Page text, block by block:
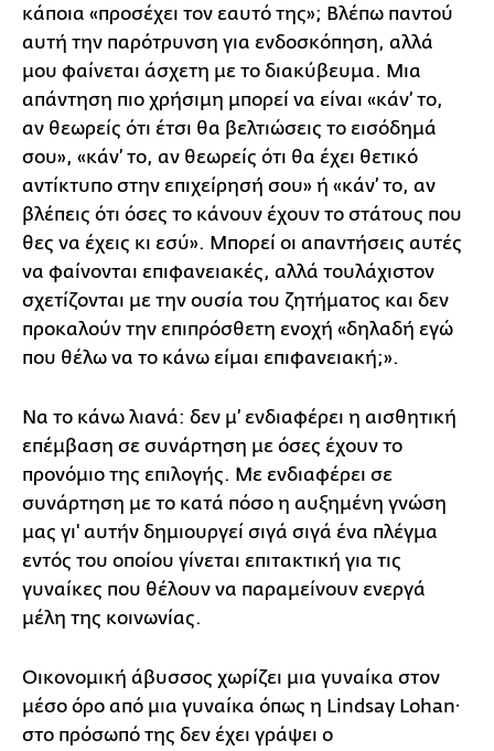
κάποια «προσέχει τον εαυτό της»; Βλέπω παντού
αυτή την παρότρυνση για ενδοσκόπηση, αλλά
μου φαίνεται άσχετη με το διακύβευμα. Μια
απάντηση πιο χρήσιμη μπορεί να είναι «κάν’ το,
αν θεωρείς ότι έτσι θα βελτιώσεις το εισόδημά
σου», «κάν’ το, αν θεωρείς ότι θα έχει θετικό
αντίκτυπο στην επιχείρησή σου» ή «κάν’ το, αν
βλέπεις ότι όσες το κάνουν έχουν το στάτους που
θες να έχεις κι εσύ». Μπορεί οι απαντήσεις αυτές
να φαίνονται επιφανειακές, αλλά τουλάχιστον
σχετίζονται με την ουσία του ζητήματος και δεν
προκαλούν την επιπρόσθετη ενοχή «δηλαδή εγώ
που θέλω να το κάνω είμαι επιφανειακή;».
Να το κάνω λιανά: δεν μ’ ενδιαφέρει η αισθητική
επέμβαση σε συνάρτηση με όσες έχουν το
προνόμιο της επιλογής. Με ενδιαφέρει σε
συνάρτηση με το κατά πόσο η αυξημένη γνώση
μας γι' αυτήν δημιουργεί σιγά σιγά ένα πλέγμα
εντός του οποίου γίνεται επιτακτική για τις
γυναίκες που θέλουν να παραμείνουν ενεργά
μέλη της κοινωνίας.
Οικονομική άβυσσος χωρίζει μια γυναίκα στον
μέσο όρο από μια γυναίκα όπως η Lindsay Lohan·
στο πρόσωπό της δεν έχει γράψει ο